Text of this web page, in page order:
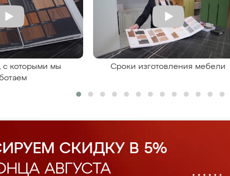
с которыми мы
Сроки изготовления мебели
СКИДКУ В 5%
АВГУСТА